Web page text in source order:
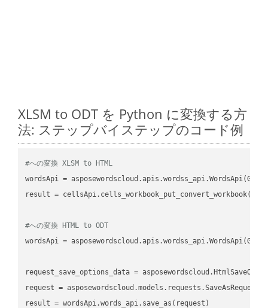
XLSM to ODT を Python に変換する方
法: ステップバイステップのコード例
#への変換 XLSM to HTML
wordsApi =
result =
#への変換 HTML to ODT
wordsApi =
request_save_options_data =
request
result